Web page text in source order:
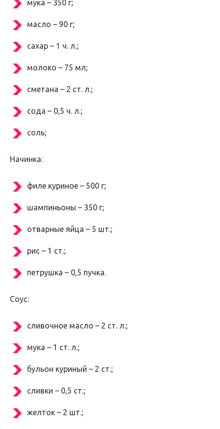
мука – 350 г;
масло – 90 г;
сахар – 1 ч. л.;
молоко – 75 мл;
сметана – 2 ст. л.;
сода – 0,5 ч. л.;
соль;
Начинка:
филе куриное – 500 г;
шампиньоны – 350 г;
отварные яйца – 5 шт.;
рис – 1 ст.;
петрушка – 0,5 пучка.
Соус:
сливочное масло – 2 ст. л.;
мука – 1 ст. л.;
бульон куриный – 2 ст.;
сливки – 0,5 ст.;
желток – 2 шт.;